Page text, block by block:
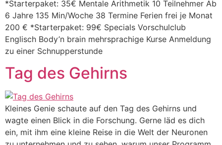
*Starterpaket: 35€ Mentale Arithmetik 10 Teilnehmer Ab
6 Jahre 135 Min/Woche 38 Termine Ferien frei je Monat
200 € *Starterpaket: 99€ Specials Vorschulclub
Englisch Body’n brain mehrsprachige Kurse Anmeldung
zu einer Schnupperstunde
Tag des Gehirns
Kleines Genie schaute auf den Tag des Gehirns und
wagte einen Blick in die Forschung. Gerne läd es dich
ein, mit ihm eine kleine Reise in die Welt der Neuronen